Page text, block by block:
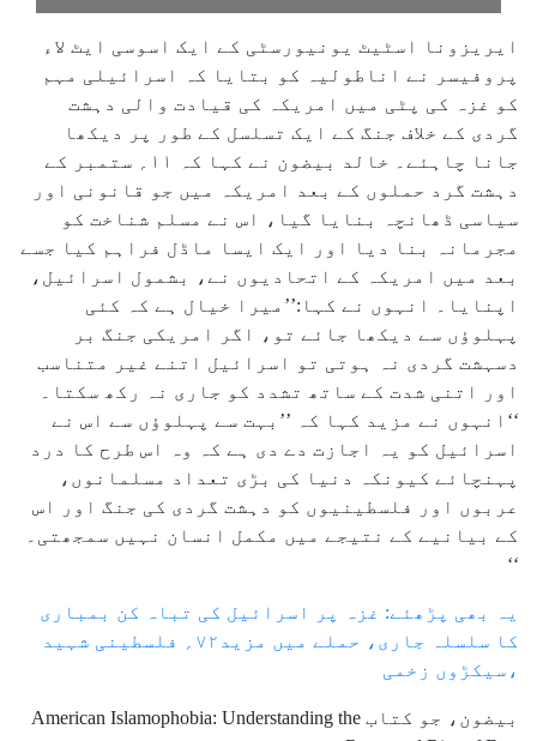
ایریزونا اسٹیٹ یونیورسٹی کے ایک اسوسی ایٹ لاء
پروفیسر نے اناطولیہ کو بتایا کہ اسرائیلی مہم
کو غزہ کی پٹی میں امریکہ کی قیادت والی دہشت
گردی کے خلاف جنگ کے ایک تسلسل کے طور پر دیکھا
جانا چاہئے۔ خالد بیضون نے کہا کہ ۱۱؍ ستمبر کے
دہشت گرد حملوں کے بعد امریکہ میں جو قانونی اور
سیاسی ڈھانچہ بنایا گیا، اس نے مسلم شناخت کو
مجرمانہ بنا دیا اور ایک ایسا ماڈل فراہم کیا جسے
بعد میں امریکہ کے اتحادیوں نے، بشمول اسرائیل،
اپنایا۔ انہوں نے کہا:’’میرا خیال ہے کہ کئی
پہلوؤں سے دیکھا جائے تو، اگر امریکی جنگ بر
دسہشت گردی نہ ہوتی تو اسرائیل اتنے غیر متناسب
اور اتنی شدت کے ساتھ تشدد کو جاری نہ رکھ سکتا۔
‘‘انہوں نے مزید کہا کہ ’’بہت سے پہلوؤں سے اس نے
اسرائیل کو یہ اجازت دے دی ہے کہ وہ اس طرح کا درد
پہنچائے کیونکہ دنیا کی بڑی تعداد مسلمانوں،
عربوں اور فلسطینیوں کو دہشت گردی کی جنگ اور اس
کے بیانیے کے نتیجے میں مکمل انسان نہیں سمجھتی۔
‘‘
یہ بھی پڑھئے: غزہ پر اسرائیل کی تباہ کن بمباری
کا سلسلہ جاری، حملے میں مزید۷۲؍ فلسطینی شہید
،سیکڑوں زخمی
بیضون، جو کتاب American Islamophobia: Understanding the